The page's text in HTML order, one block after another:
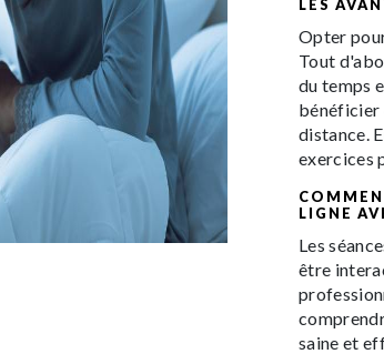
LES
Opter
Tout
du temps
bénéficier
distance.
exercices
LIGNE
Les
être
saine et